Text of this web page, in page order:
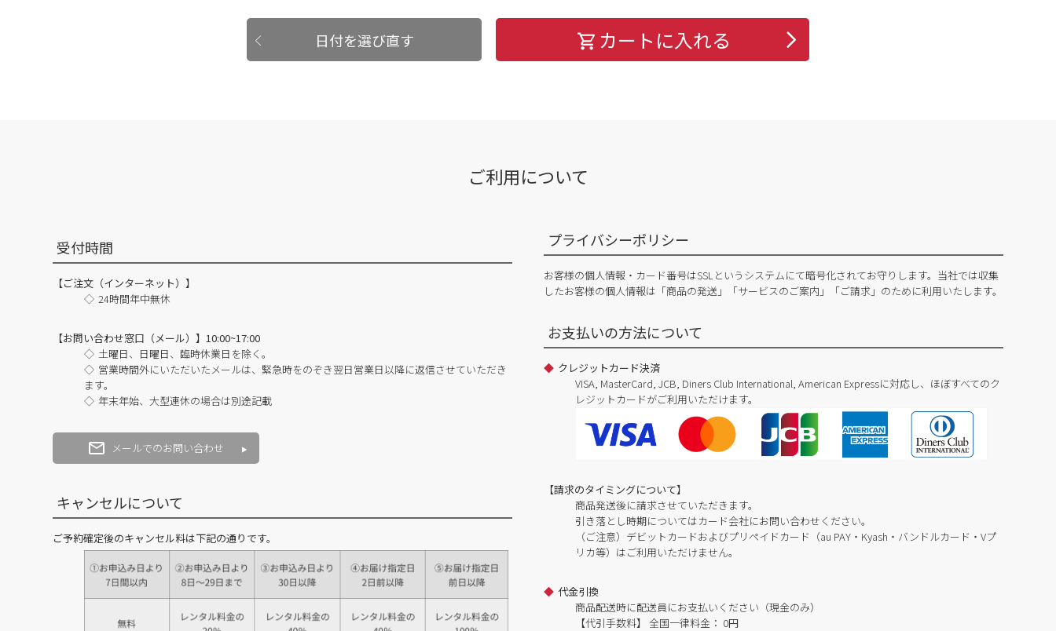
日付を選び直す カートに入れる
ご利用について
受付時間
【ご注文（インターネット）】
24時間年中無休
【お問い合わせ窓口（メール）】10:00~17:00
土曜日、日曜日、臨時休業日を除く。
営業時間外にいただいたメールは、緊急時をのぞき翌日営業日以降に返信させていただき
ます。
年末年始、大型連休の場合は別途記載
メールでのお問い合わせ
キャンセルについて
ご予約確定後のキャンセル料は下記の通りです。
プライバシーポリシー
お客様の個人情報・カード番号はSSLというシステムにて暗号化されてお守りします。当社では収集
したお客様の個人情報は「商品の発送」「サービスのご案内」「ご請求」のために利用いたします。
お支払いの方法について
クレジットカード決済
VISA, MasterCard, JCB, Diners Club International, American Expressに対応し、ほぼすべてのク
レジットカードがご利用いただけます。
【請求のタイミングについて】
商品発送後に請求させていただきます。
引き落とし時期についてはカード会社にお問い合わせください。
（ご注意）デビットカードおよびプリペイドカード（au PAY・Kyash・バンドルカード・Vプ
リカ等）はご利用いただけません。
代金引換
商品配送時に配送員にお支払いください（現金のみ）
【代引手数料】 全国一律料金： 0円